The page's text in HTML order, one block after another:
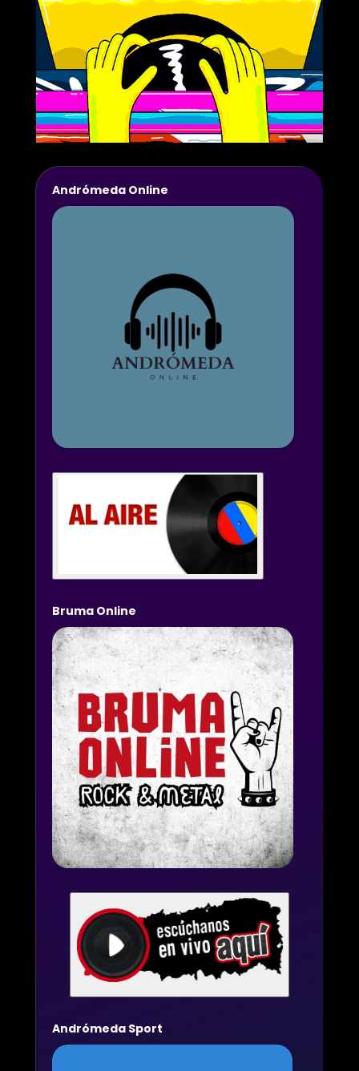
Andrómeda Online
Bruma Online
Andrómeda Sport